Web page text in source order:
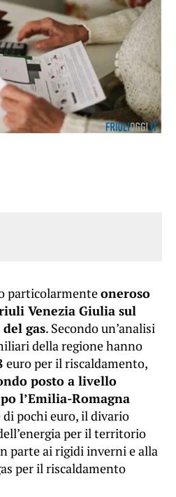
particolarmenteoneroso
Venezia Giulia sul
gas. Secondo un’analisi
della regione hanno
euro per il riscaldamento,
posto a livello
l’Emilia-Romagna
di pochi euro, il divario
per il territorio
parte ai rigidi inverni e alla
per il riscaldamento